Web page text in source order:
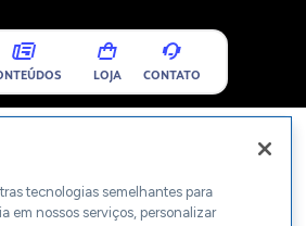
LOJA CONTATO
tecnologias semelhantes para
em nossos serviços, personalizar